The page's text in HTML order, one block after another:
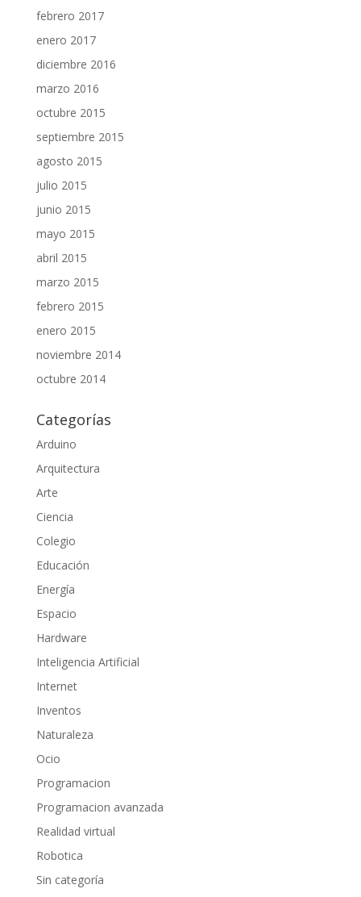
febrero 2017
enero 2017
diciembre 2016
marzo 2016
octubre 2015
septiembre 2015
agosto 2015
julio 2015
junio 2015
mayo 2015
abril 2015
marzo 2015
febrero 2015
enero 2015
noviembre 2014
octubre 2014
Categorías
Arduino
Arquitectura
Arte
Ciencia
Colegio
Educación
Energía
Espacio
Hardware
Inteligencia Artificial
Internet
Inventos
Naturaleza
Ocio
Programacion
Programacion avanzada
Realidad virtual
Robotica
Sin categoría